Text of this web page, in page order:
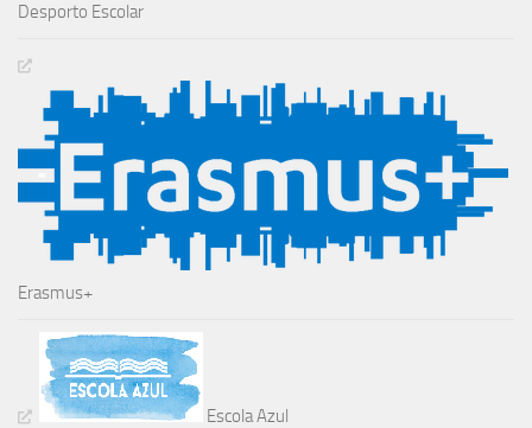
Desporto Escolar
Erasmus+
Escola Azul